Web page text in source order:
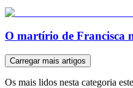
O martírio de Francisca
Carregar mais artigos
Os mais lidos nesta categoria